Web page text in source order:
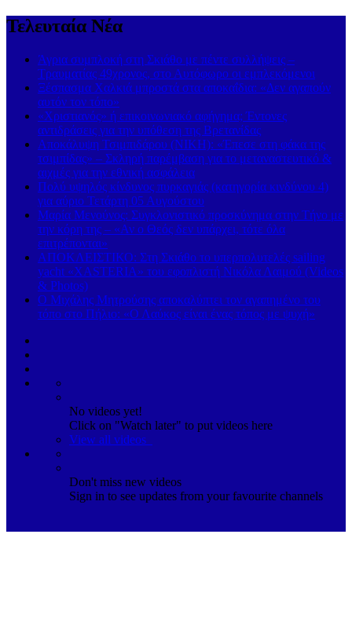
Τελευταία Νέα
Άγρια συμπλοκή στη Σκιάθο με πέντε συλλήψεις –
Τραυματίας 49χρονος, στο Αυτόφωρο οι εμπλεκόμενοι
Ξέσπασμα Χαλκιά μπροστά στα αποκαΐδια: «Δεν αγαπούν
αυτόν τον τόπο»
«Χριστιανός» ή επικοινωνιακό αφήγημα; Έντονες
αντιδράσεις για την υπόθεση της Βρετανίδας
Αποκάλυψη Τσιμπιδάρου (ΝΙΚΗ): «Έπεσε στη φάκα της
τσιμπίδας» – Σκληρή παρέμβαση για το μεταναστευτικό &
αιχμές για την εθνική ασφάλεια
Πολύ υψηλός κίνδυνος πυρκαγιάς (κατηγορία κινδύνου 4)
για αύριο Τετάρτη 05 Αυγούστου
Μαρία Μενούνος: Συγκλονιστικό προσκύνημα στην Τήνο με
την κόρη της – «Αν ο Θεός δεν υπάρχει, τότε όλα
επιτρέπονται»
ΑΠΟΚΛΕΙΣΤΙΚΟ: Στη Σκιάθο το υπερπολυτελές sailing
yacht «XASTERIA» του εφοπλιστή Νικόλα Λαιμού (Videos
& Photos)
Ο Μιχάλης Μητρούσης αποκαλύπτει τον αγαπημένο του
τόπο στο Πήλιο: «Ο Λαύκος είναι ένας τόπος με ψυχή»
No videos yet!
Click on "Watch later" to put videos here
View all videos
Don't miss new videos
Sign in to see updates from your favourite channels